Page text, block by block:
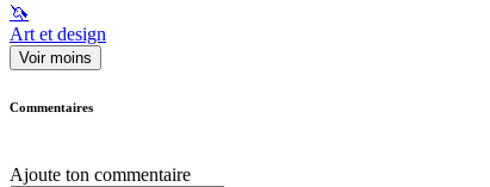
🦄
Art et design
Voir moins
Commentaires
Ajoute ton commentaire